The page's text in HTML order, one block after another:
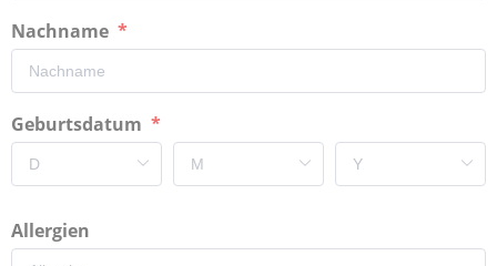
Nachname
Geburtsdatum
Allergien